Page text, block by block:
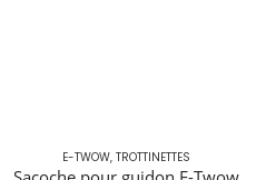
E-TWOW, TROTTINETTES